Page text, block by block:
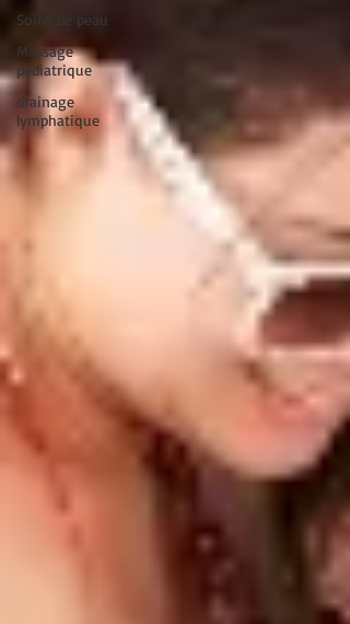
Soins de peau
Massage
pédiatrique
drainage
lymphatique